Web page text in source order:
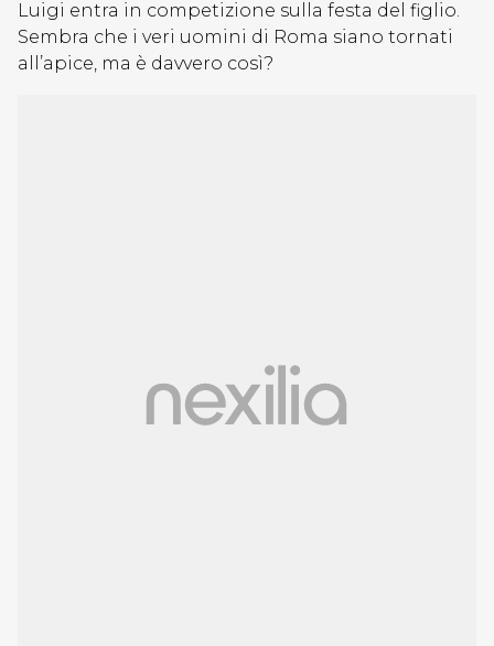
Luigi entra in competizione sulla festa del figlio.
Sembra che i veri uomini di Roma siano tornati
all’apice, ma è davvero così?